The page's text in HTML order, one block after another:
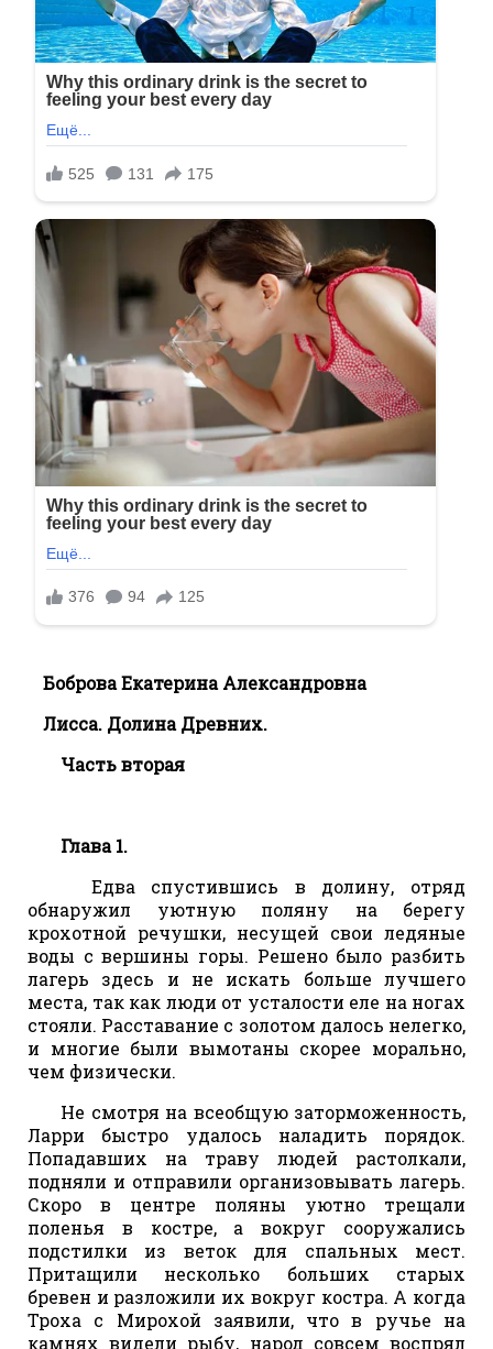
Боброва Екатерина Александровна
Лисса. Долина Древних.
Часть вторая
Глава 1.
Едва спустившись в долину, отряд
обнаружил уютную поляну на берегу
крохотной речушки, несущей свои ледяные
воды с вершины горы. Решено было разбить
лагерь здесь и не искать больше лучшего
места, так как люди от усталости еле на ногах
стояли. Расставание с золотом далось нелегко,
и многие были вымотаны скорее морально,
чем физически.
Не смотря на всеобщую заторможенность,
Ларри быстро удалось наладить порядок.
Попадавших на траву людей растолкали,
подняли и отправили организовывать лагерь.
Скоро в центре поляны уютно трещали
поленья в костре, а вокруг сооружались
подстилки из веток для спальных мест.
Притащили несколько больших старых
бревен и разложили их вокруг костра. А когда
Троха с Мирохой заявили, что в ручье на
камнях видели рыбу, народ совсем воспрял